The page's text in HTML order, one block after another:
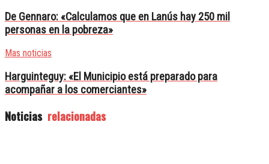
De Gennaro: «Calculamos que en Lanús hay 250 mil
personas en la pobreza»
Mas noticias
Harguinteguy: «El Municipio está preparado para
acompañar a los comerciantes»
Noticias relacionadas